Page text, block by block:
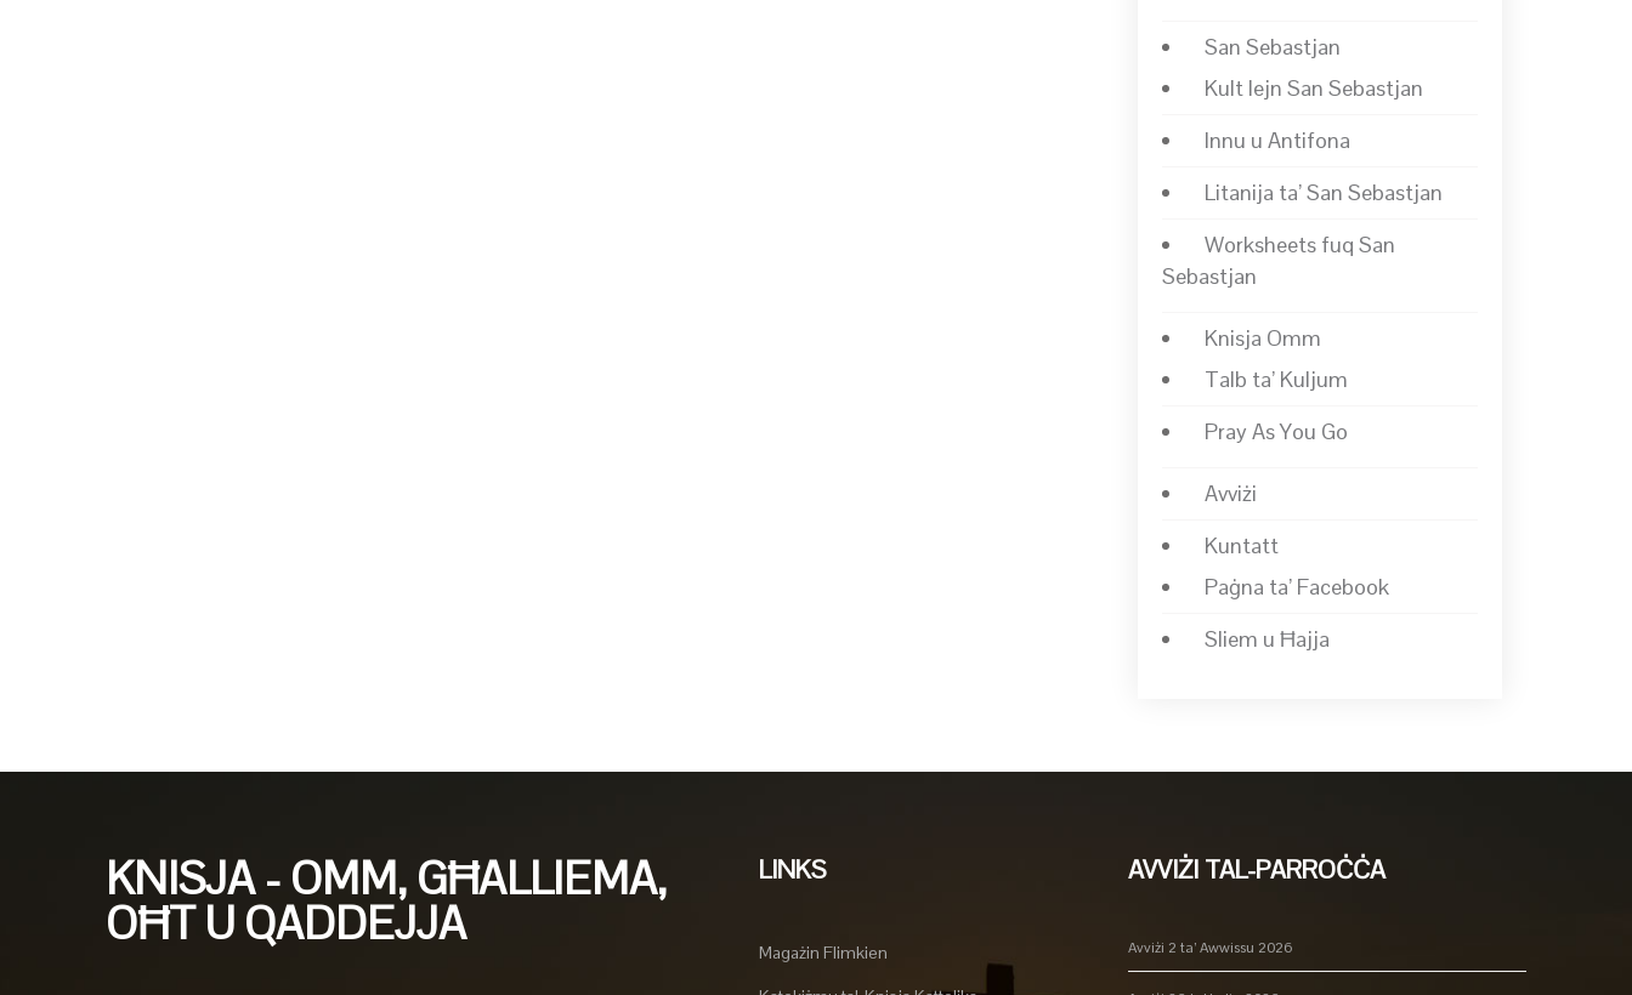
San Sebastjan
Kult lejn San Sebastjan
Innu u Antifona
Litanija ta’ San Sebastjan
Worksheets fuq San
Sebastjan
Knisja Omm
Talb ta’ Kuljum
Pray As You Go
Avviżi
Kuntatt
Paġna ta’ Facebook
Sliem u Ħajja
KNISJA - OMM, GĦALLIEMA,
OĦT U QADDEJJA
LINKS
Magażin Flimkien
AVVIŻI TAL-PARROĊĊA
Avviżi 2 ta’ Awwissu 2026